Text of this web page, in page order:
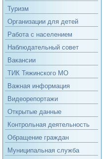
Туризм
Организации для детей
Работа с населением
Наблюдательный совет
Вакансии
ТИК Тяжинского МО
Важная информация
Видеорепортажи
Открытые данные
Контрольная деятельность
Обращение граждан
Муниципальная служба